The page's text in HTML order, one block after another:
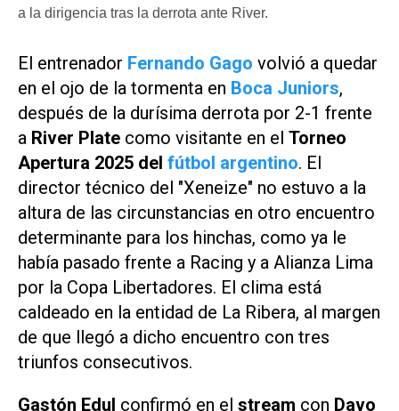
a la dirigencia tras la derrota ante River.
El entrenador Fernando Gago volvió a quedar
en el ojo de la tormenta en Boca Juniors,
después de la durísima derrota por 2-1 frente
a River Plate como visitante en el Torneo
Apertura 2025 del fútbol argentino. El
director técnico del "Xeneize" no estuvo a la
altura de las circunstancias en otro encuentro
determinante para los hinchas, como ya le
había pasado frente a Racing y a Alianza Lima
por la Copa Libertadores. El clima está
caldeado en la entidad de La Ribera, al margen
de que llegó a dicho encuentro con tres
triunfos consecutivos.
Gastón Edul confirmó en el stream con Davo